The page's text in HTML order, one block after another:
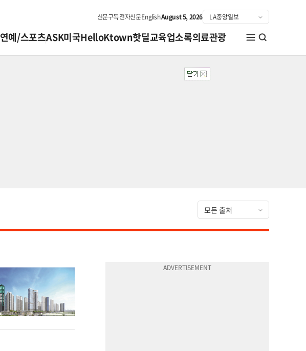
신문구독전자신문EnglishAugust 5, 2026
연예/스포츠ASK미국HelloKtown핫딜교육업소록의료관광